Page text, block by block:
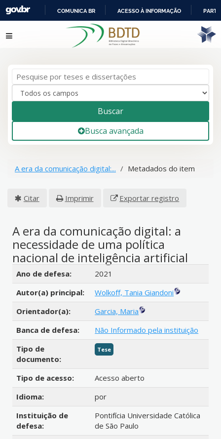
IR
PARA
COMUNICA BR ACESSO À INFORMAÇÃO
Pular para o conteúdo
Buscar
Busca avançada
A era da comunicação digital:... Metadados do item
Citar Imprimir Exportar registro
A era da comunicação digital: a
necessidade de uma política
nacional de inteligência artificial
Detalhes bibliográficos
Ano de defesa:
2021
Autor(a) principal:
Wolkoff, Tania Giandoni
Orientador(a):
Garcia, Maria
Banca de defesa:
Não Informado pela instituição
Tipo de
documento:
Tese
Tipo de acesso:
Acesso aberto
Idioma:
por
Instituição de
defesa:
Pontifícia Universidade Católica
de São Paulo